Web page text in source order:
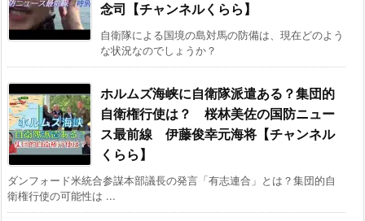
念司【チャンネルくらら】
自衛隊による国境の島対馬の防備は、現在どのよう
な状況なのでしょうか？
ホルムズ海峡に自衛隊派遣ある？集団的
自衛権行使は？ 桜林美佐の国防ニュー
ス最前線 伊藤俊幸元海将【チャンネル
くらら】
ダンフォード米統合参謀本部議長の発言「有志連合」とは？集団的自
衛権行使の可能性は ...